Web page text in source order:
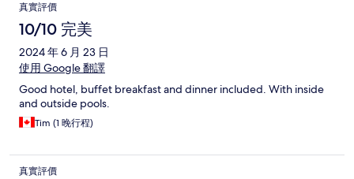
真實評價
10/10 完美
2024 年 6 月 23 日
使用 Google 翻譯
Good hotel, buffet breakfast and dinner included. With inside
and outside pools.
Tim (1 晚行程)
真實評價